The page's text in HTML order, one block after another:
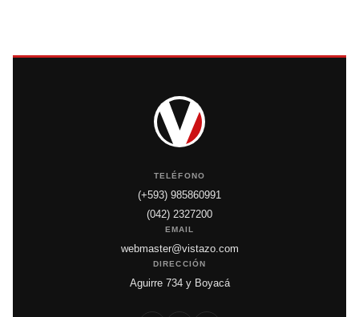
TELÉFONO
(+593) 985860991
(042) 2327200
EMAIL
webmaster@vistazo.com
DIRECCIÓN
Aguirre 734 y Boyacá